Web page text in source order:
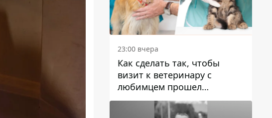
23:00 вчера
Как сделать так, чтобы
визит к ветеринару с
любимцем прошел
спокойно: простые советы